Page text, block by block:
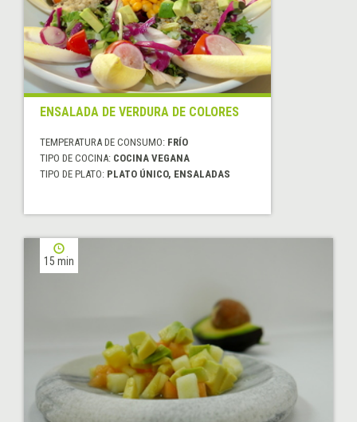
ENSALADA DE VERDURA DE COLORES
TEMPERATURA DE CONSUMO: FRÍO
TIPO DE COCINA: COCINA VEGANA
TIPO DE PLATO: PLATO ÚNICO, ENSALADAS
15 min